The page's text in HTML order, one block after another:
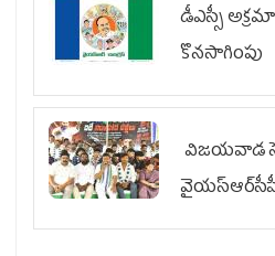
డీఎస్సీ
కొనసాగింపు
విజయవాడ
వైయ‌స్ఆర్‌సీపీ
దుర్మార్గం